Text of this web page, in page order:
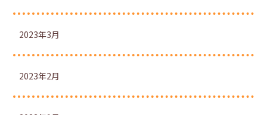
2023年3月
2023年2月